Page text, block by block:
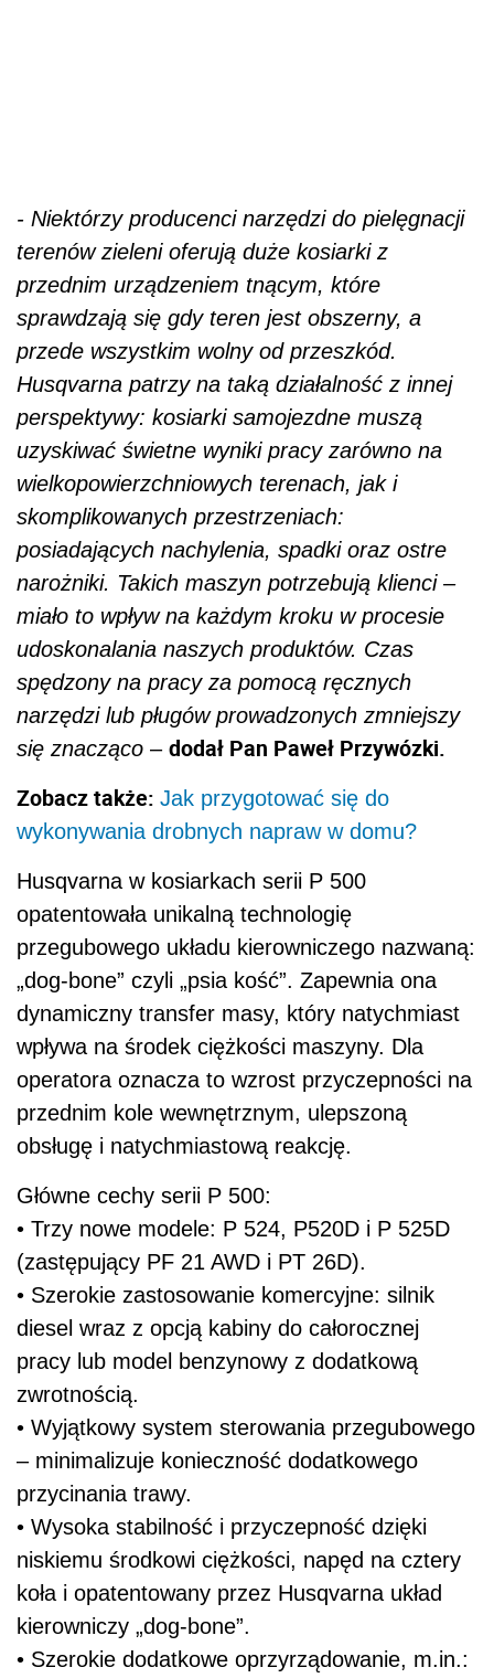
- Niektórzy producenci narzędzi do pielęgnacji
terenów zieleni oferują duże kosiarki z
przednim urządzeniem tnącym, które
sprawdzają się gdy teren jest obszerny, a
przede wszystkim wolny od przeszkód.
Husqvarna patrzy na taką działalność z innej
perspektywy: kosiarki samojezdne muszą
uzyskiwać świetne wyniki pracy zarówno na
wielkopowierzchniowych terenach, jak i
skomplikowanych przestrzeniach:
posiadających nachylenia, spadki oraz ostre
narożniki. Takich maszyn potrzebują klienci –
miało to wpływ na każdym kroku w procesie
udoskonalania naszych produktów. Czas
spędzony na pracy za pomocą ręcznych
narzędzi lub pługów prowadzonych zmniejszy
się znacząco – dodał Pan Paweł Przywózki.
Zobacz także: Jak przygotować się do
wykonywania drobnych napraw w domu?
Husqvarna w kosiarkach serii P 500
opatentowała unikalną technologię
przegubowego układu kierowniczego nazwaną:
„dog-bone” czyli „psia kość”. Zapewnia ona
dynamiczny transfer masy, który natychmiast
wpływa na środek ciężkości maszyny. Dla
operatora oznacza to wzrost przyczepności na
przednim kole wewnętrznym, ulepszoną
obsługę i natychmiastową reakcję.
Główne cechy serii P 500:
• Trzy nowe modele: P 524, P520D i P 525D
(zastępujący PF 21 AWD i PT 26D).
• Szerokie zastosowanie komercyjne: silnik
diesel wraz z opcją kabiny do całorocznej
pracy lub model benzynowy z dodatkową
zwrotnością.
• Wyjątkowy system sterowania przegubowego
– minimalizuje konieczność dodatkowego
przycinania trawy.
• Wysoka stabilność i przyczepność dzięki
niskiemu środkowi ciężkości, napęd na cztery
koła i opatentowany przez Husqvarna układ
kierowniczy „dog-bone”.
• Szerokie dodatkowe oprzyrządowanie, m.in.: